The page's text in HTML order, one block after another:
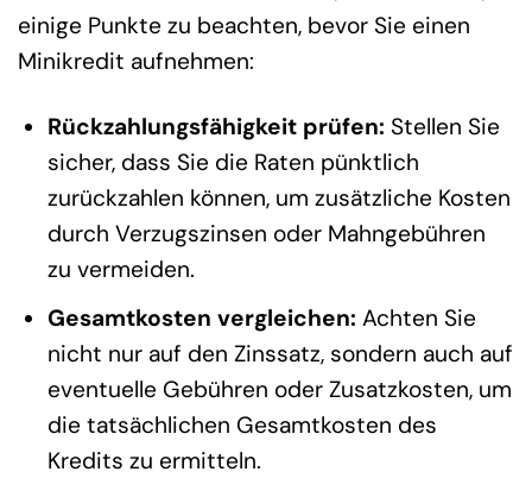
einige Punkte zu beachten, bevor Sie einen
Minikredit aufnehmen:
Rückzahlungsfähigkeit prüfen: Stellen Sie
sicher, dass Sie die Raten pünktlich
zurückzahlen können, um zusätzliche Kosten
durch Verzugszinsen oder Mahngebühren
zu vermeiden.
Gesamtkosten vergleichen: Achten Sie
nicht nur auf den Zinssatz, sondern auch auf
eventuelle Gebühren oder Zusatzkosten, um
die tatsächlichen Gesamtkosten des
Kredits zu ermitteln.